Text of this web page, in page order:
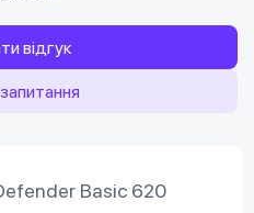
відгук
Basic 620